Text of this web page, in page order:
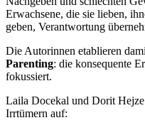
Erwachsene, die sie lieben,
geben, Verantwortung
Die Autorinnen etablieren
Parenting: die konsequente
fokussiert.
Laila Docekal und Dorit
Irrtümern auf: